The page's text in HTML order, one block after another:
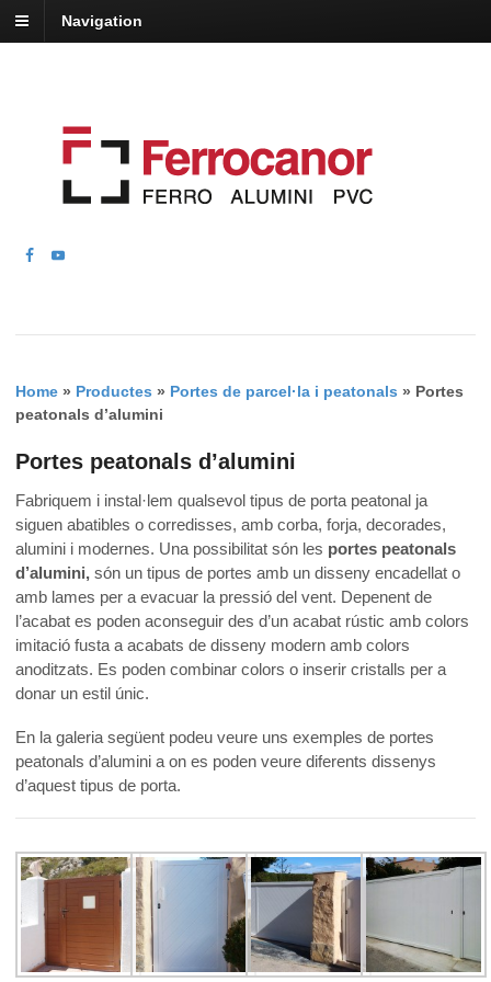
Navigation
Home » Productes » Portes de parcel·la i peatonals » Portes
peatonals d’alumini
Portes peatonals d’alumini
Fabriquem i instal·lem qualsevol tipus de porta peatonal ja
siguen abatibles o corredisses, amb corba, forja, decorades,
alumini i modernes. Una possibilitat són les portes peatonals
d’alumini, són un tipus de portes amb un disseny encadellat o
amb lames per a evacuar la pressió del vent. Depenent de
l’acabat es poden aconseguir des d’un acabat rústic amb colors
imitació fusta a acabats de disseny modern amb colors
anoditzats. Es poden combinar colors o inserir cristalls per a
donar un estil únic.
En la galeria següent podeu veure uns exemples de portes
peatonals d’alumini a on es poden veure diferents dissenys
d’aquest tipus de porta.